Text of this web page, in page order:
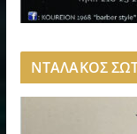
ΝΤΑΛΑΚΟΣ